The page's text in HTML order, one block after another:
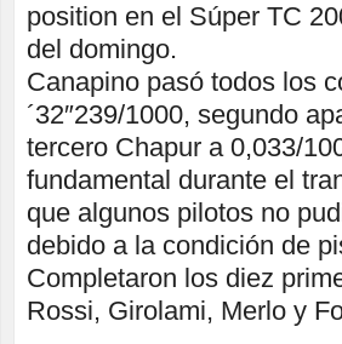
position en el Súper TC
del domingo.
Canapino pasó todos los
´32″239/1000, segundo
tercero Chapur a 0,033/
fundamental durante el
que algunos pilotos no
debido a la condición de
Completaron los diez
Rossi, Girolami, Merlo y